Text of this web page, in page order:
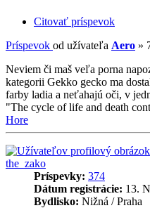
Citovať príspevok
Príspevok od užívateľa Aero »
Neviem či maš veľa porna
kategorii Gekko gecko ma
farby ladia a neťahajú oči, v
"The cycle of life and death
Hore
the_zako
Príspevky: 374
Dátum registrácie: 13.
Bydlisko: Nižná / Praha